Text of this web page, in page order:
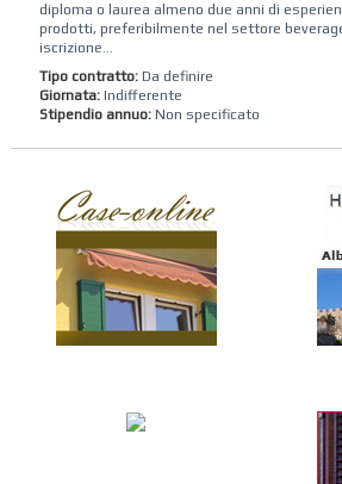
diploma o laurea almeno due anni di
prodotti, preferibilmente nel settore
iscrizione...
Tipo contratto:Da definire
Giornata: Indifferente
Stipendio annuo: Non specificato